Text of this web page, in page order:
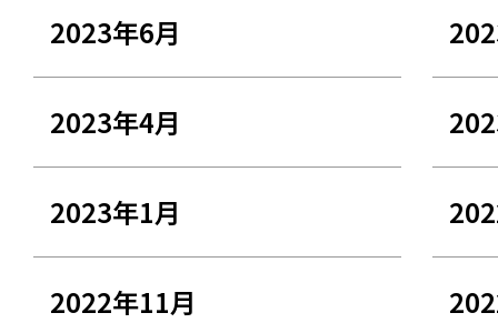
2023年6月
2023年4月
2023年1月
2022年11月